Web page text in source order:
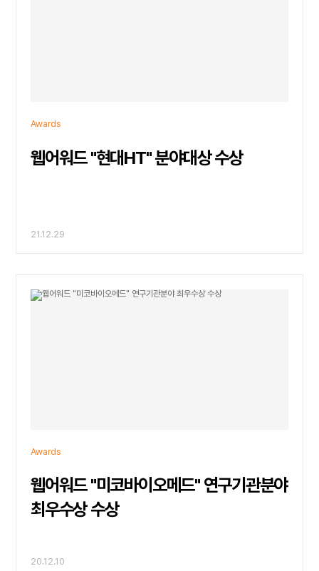
Awards
웹어워드 "현대HT" 분야대상 수상
21.12.29
Awards
웹어워드 "미코바이오메드" 연구기관분야
최우수상 수상
20.12.10